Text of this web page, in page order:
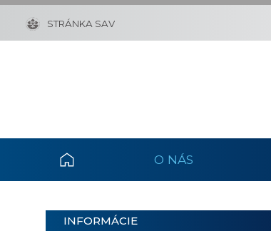
STRÁNKA SAV
O NÁS
INFORMÁCIE